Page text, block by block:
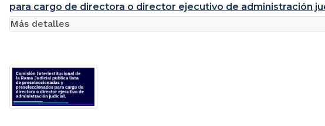
para cargo de directora o director ejecutivo de administración
Más detalles